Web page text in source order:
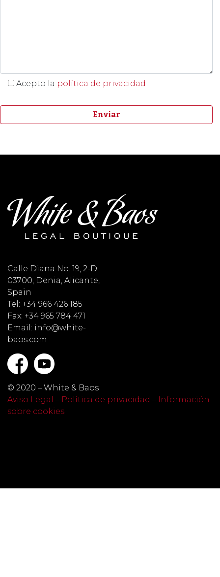
Acepto la política de privacidad
Calle Diana No. 19, 2-D
03700, Denia, Alicante,
Spain
Tel: +34 966 426 185
Fax: +34 965 784 471
Email: info@white-
baos.com
© 2020 – White & Baos
Aviso Legal – Política de privacidad – Información
sobre cookies